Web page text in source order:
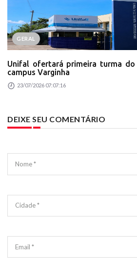
GERAL
Unifal ofertará primeira turma
campus Varginha
23/07/2026 07:07:16
DEIXE SEU COMENTÁRIO
Nome *
Cidade *
Email *